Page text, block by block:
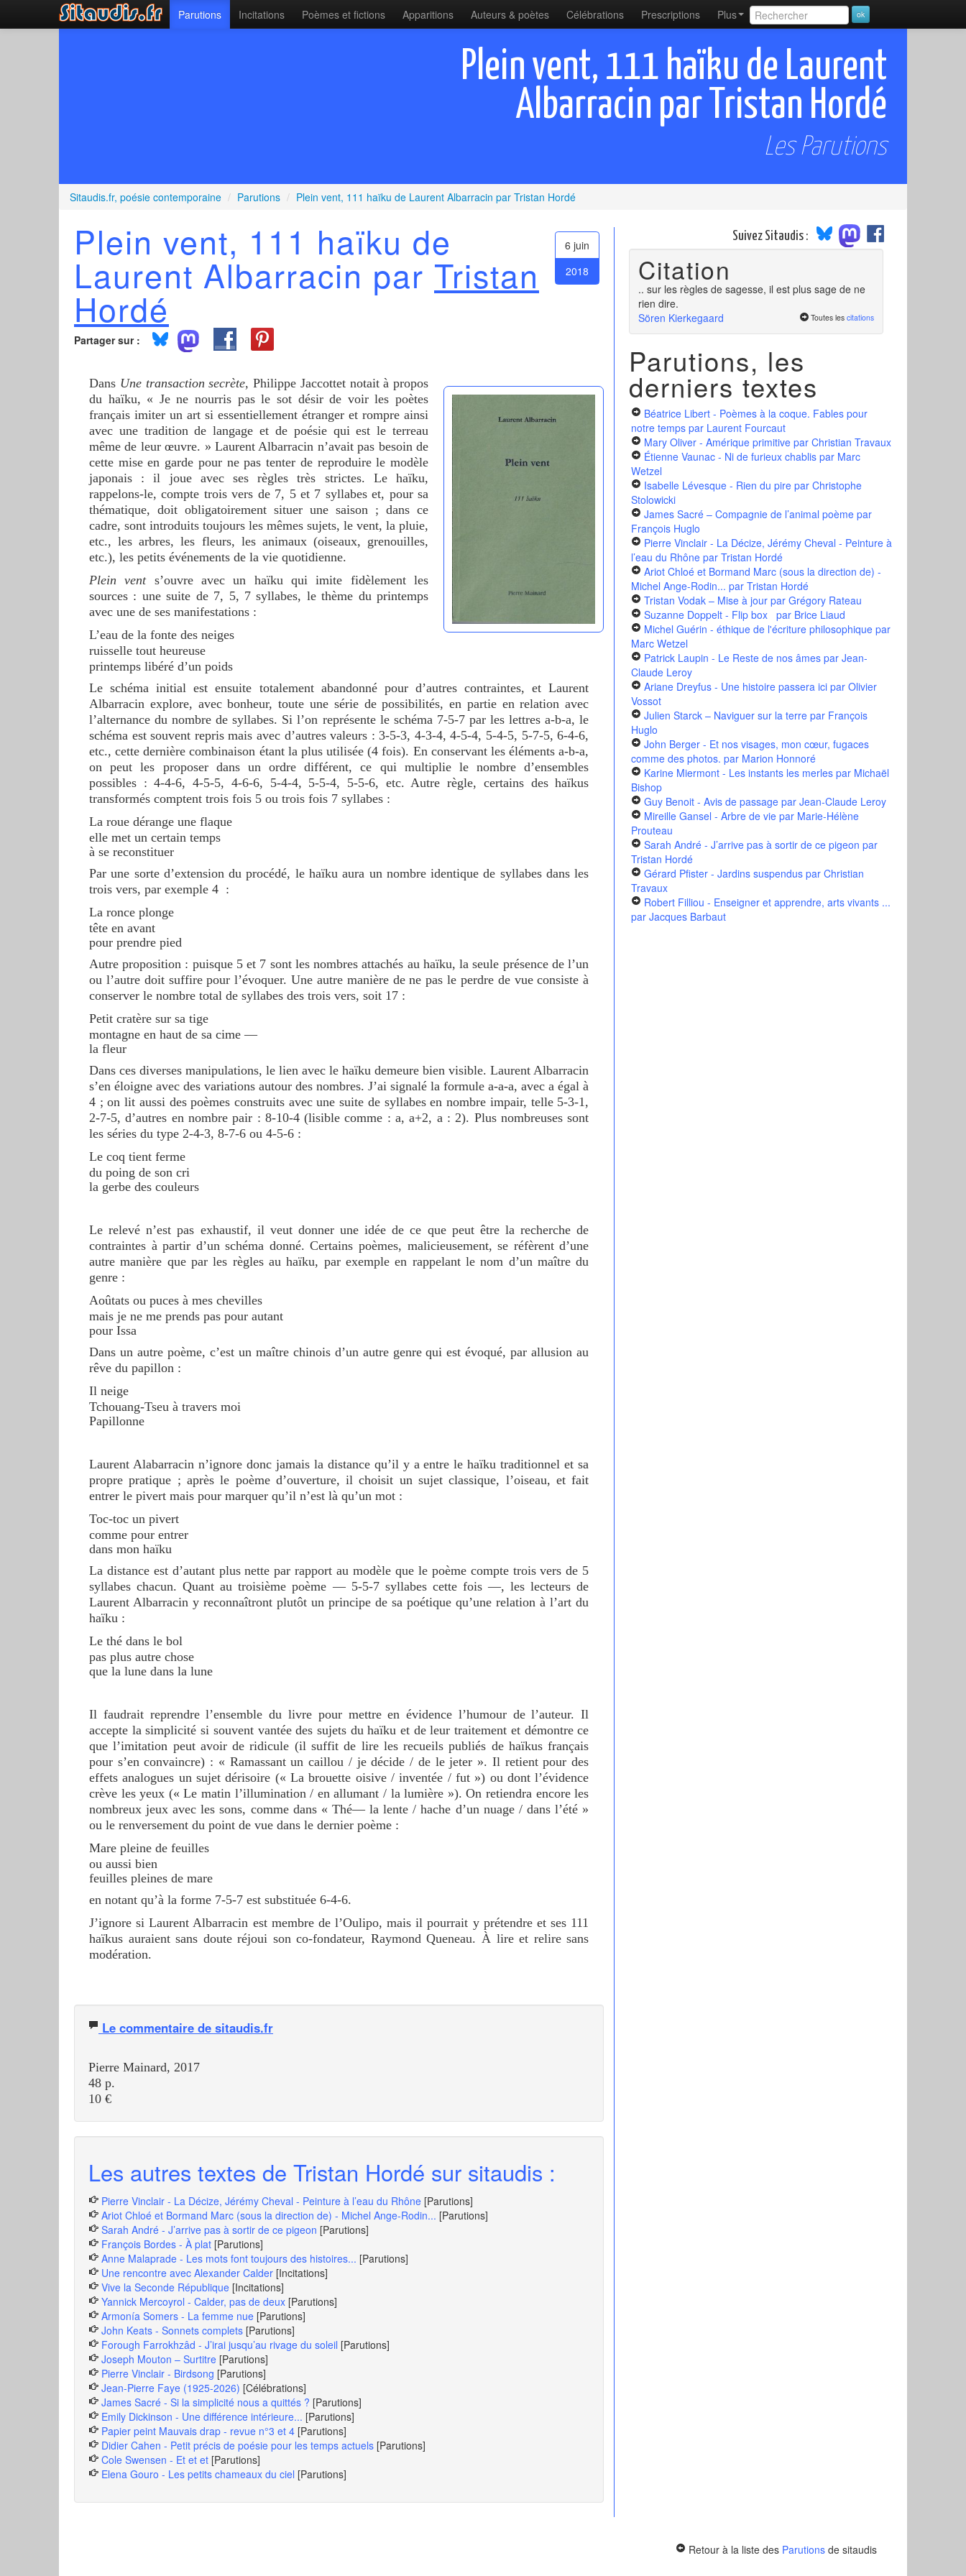
Parutions Incitations Poèmes et fictions Apparitions Auteurs & poètes Célébrations Prescriptions Plus
Plein vent, 111 haïku de Laurent
Albarracin par Tristan Hordé
Les Parutions
Sitaudis.fr, poésie contemporaine / Parutions / Plein vent, 111 haïku de Laurent Albarracin par Tristan Hordé
6 juin
2018
Plein vent, 111 haïku de
Laurent Albarracin par Tristan
Hordé
Partager sur :
Dans Une transaction secrète, Philippe Jaccottet notait à propos
du haïku, « Je ne nourris pas le sot désir de voir les poètes
français imiter un art si essentiellement étranger et rompre ainsi
avec une tradition de langage et de poésie qui est le terreau
même de leur œuvre. » Laurent Albarracin n’avait pas besoin de
cette mise en garde pour ne pas tenter de reproduire le modèle
japonais : il joue avec ses règles très strictes. Le haïku,
rappelons-le, compte trois vers de 7, 5 et 7 syllabes et, pour sa
thématique, doit obligatoirement situer une saison ; dans ce
cadre, sont introduits toujours les mêmes sujets, le vent, la pluie,
etc., les arbres, les fleurs, les animaux (oiseaux, grenouilles,
etc.), les petits événements de la vie quotidienne.
Plein vent s’ouvre avec un haïku qui imite fidèlement les
sources : une suite de 7, 5, 7 syllabes, le thème du printemps
avec une de ses manifestations :
L’eau de la fonte des neiges
ruisselle tout heureuse
printemps libéré d’un poids
Le schéma initial est ensuite totalement abandonné pour d’autres contraintes, et Laurent
Albarracin explore, avec bonheur, toute une série de possibilités, en partie en relation avec
l’alternance du nombre de syllabes. Si l’on représente le schéma 7-5-7 par les lettres a-b-a, le
schéma est souvent repris mais avec d’autres valeurs : 3-5-3, 4-3-4, 4-5-4, 5-4-5, 5-7-5, 6-4-6,
etc., cette dernière combinaison étant la plus utilisée (4 fois). En conservant les éléments a-b-a,
on peut les proposer dans un ordre différent, ce qui multiplie le nombre d’ensembles
possibles : 4-4-6, 4-5-5, 4-6-6, 5-4-4, 5-5-4, 5-5-6, etc. Autre règle, certains des haïkus
transformés comptent trois fois 5 ou trois fois 7 syllabes :
La roue dérange une flaque
elle met un certain temps
à se reconstituer
Par une sorte d’extension du procédé, le haïku aura un nombre identique de syllabes dans les
trois vers, par exemple 4 :
La ronce plonge
tête en avant
pour prendre pied
Autre proposition : puisque 5 et 7 sont les nombres attachés au haïku, la seule présence de l’un
ou l’autre doit suffire pour l’évoquer. Une autre manière de ne pas le perdre de vue consiste à
conserver le nombre total de syllabes des trois vers, soit 17 :
Petit cratère sur sa tige
montagne en haut de sa cime —
la fleur
Dans ces diverses manipulations, le lien avec le haïku demeure bien visible. Laurent Albarracin
s’en éloigne avec des variations autour des nombres. J’ai signalé la formule a-a-a, avec a égal à
4 ; on lit aussi des poèmes construits avec une suite de syllabes en nombre impair, telle 5-3-1,
2-7-5, d’autres en nombre pair : 8-10-4 (lisible comme : a, a+2, a : 2). Plus nombreuses sont
les séries du type 2-4-3, 8-7-6 ou 4-5-6 :
Le coq tient ferme
du poing de son cri
la gerbe des couleurs
Le relevé n’est pas exhaustif, il veut donner une idée de ce que peut être la recherche de
contraintes à partir d’un schéma donné. Certains poèmes, malicieusement, se réfèrent d’une
autre manière que par les règles au haïku, par exemple en rappelant le nom d’un maître du
genre :
Aoûtats ou puces à mes chevilles
mais je ne me prends pas pour autant
pour Issa
Dans un autre poème, c’est un maître chinois d’un autre genre qui est évoqué, par allusion au
rêve du papillon :
Il neige
Tchouang-Tseu à travers moi
Papillonne
Laurent Alabarracin n’ignore donc jamais la distance qu’il y a entre le haïku traditionnel et sa
propre pratique ; après le poème d’ouverture, il choisit un sujet classique, l’oiseau, et fait
entrer le pivert mais pour marquer qu’il n’est là qu’un mot :
Toc-toc un pivert
comme pour entrer
dans mon haïku
La distance est d’autant plus nette par rapport au modèle que le poème compte trois vers de 5
syllabes chacun. Quant au troisième poème — 5-5-7 syllabes cette fois —, les lecteurs de
Laurent Albarracin y reconnaîtront plutôt un principe de sa poétique qu’une relation à l’art du
haïku :
Le thé dans le bol
pas plus autre chose
que la lune dans la lune
Il faudrait reprendre l’ensemble du livre pour mettre en évidence l’humour de l’auteur. Il
accepte la simplicité si souvent vantée des sujets du haïku et de leur traitement et démontre ce
que l’imitation peut avoir de ridicule (il suffit de lire les recueils publiés de haïkus français
pour s’en convaincre) : « Ramassant un caillou / je décide / de le jeter ». Il retient pour des
effets analogues un sujet dérisoire (« La brouette oisive / inventée / fut ») ou dont l’évidence
crève les yeux (« Le matin l’illumination / en allumant / la lumière »). On retiendra encore les
nombreux jeux avec les sons, comme dans « Thé— la lente / hache d’un nuage / dans l’été »
ou le renversement du point de vue dans le dernier poème :
Mare pleine de feuilles
ou aussi bien
feuilles pleines de mare
en notant qu’à la forme 7-5-7 est substituée 6-4-6.
J’ignore si Laurent Albarracin est membre de l’Oulipo, mais il pourrait y prétendre et ses 111
haïkus auraient sans doute réjoui son co-fondateur, Raymond Queneau. À lire et relire sans
modération.
Le commentaire de sitaudis.fr
Pierre Mainard, 2017
48 p.
10 €
Les autres textes de Tristan Hordé sur sitaudis :
Pierre Vinclair - La Décize, Jérémy Cheval - Peinture à l’eau du Rhône [Parutions]
Ariot Chloé et Bormand Marc (sous la direction de) - Michel Ange-Rodin... [Parutions]
Sarah André - J’arrive pas à sortir de ce pigeon [Parutions]
François Bordes - À plat [Parutions]
Anne Malaprade - Les mots font toujours des histoires... [Parutions]
Une rencontre avec Alexander Calder [Incitations]
Vive la Seconde République [Incitations]
Yannick Mercoyrol - Calder, pas de deux [Parutions]
Armonía Somers - La femme nue [Parutions]
John Keats - Sonnets complets [Parutions]
Forough Farrokhzâd - J’irai jusqu’au rivage du soleil [Parutions]
Joseph Mouton – Surtitre [Parutions]
Pierre Vinclair - Birdsong [Parutions]
Jean-Pierre Faye (1925-2026) [Célébrations]
James Sacré - Si la simplicité nous a quittés ? [Parutions]
Emily Dickinson - Une différence intérieure... [Parutions]
Papier peint Mauvais drap - revue n°3 et 4 [Parutions]
Didier Cahen - Petit précis de poésie pour les temps actuels [Parutions]
Cole Swensen - Et et et [Parutions]
Elena Gouro - Les petits chameaux du ciel [Parutions]
Suivez Sitaudis :
Citation
.. sur les règles de sagesse, il est plus sage de ne
rien dire.
Sören Kierkegaard
Toutes les citations
Parutions, les
derniers textes
Béatrice Libert - Poèmes à la coque. Fables pour
notre tempspar Laurent Fourcaut
Mary Oliver - Amérique primitivepar Christian Travaux
Étienne Vaunac - Ni de furieux chablispar Marc
Wetzel
Isabelle Lévesque - Rien du pirepar Christophe
Stolowicki
James Sacré – Compagnie de l’animal poèmepar
François Huglo
Pierre Vinclair - La Décize, Jérémy Cheval - Peinture à
l’eau du Rhônepar Tristan Hordé
Ariot Chloé et Bormand Marc (sous la direction de) -
Michel Ange-Rodin... par Tristan Hordé
Tristan Vodak – Mise à jourpar Grégory Rateau
Suzanne Doppelt - Flip box par Brice Liaud
Michel Guérin - éthique de l'écriture philosophiquepar
Marc Wetzel
Patrick Laupin - Le Reste de nos âmespar Jean-
Claude Leroy
Ariane Dreyfus - Une histoire passera icipar Olivier
Vossot
Julien Starck – Naviguer sur la terrepar François
Huglo
John Berger - Et nos visages, mon cœur, fugaces
comme des photos. par Marion Honnoré
Karine Miermont - Les instants les merlespar Michaël
Bishop
Guy Benoit - Avis de passagepar Jean-Claude Leroy
Mireille Gansel - Arbre de viepar Marie-Hélène
Prouteau
Sarah André - J’arrive pas à sortir de ce pigeon par
Tristan Hordé
Gérard Pfister - Jardins suspenduspar Christian
Travaux
Robert Filliou - Enseigner et apprendre, arts vivants ...
par Jacques Barbaut
Retour à la liste des Parutions de sitaudis